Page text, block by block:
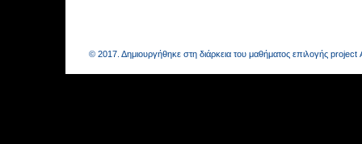
© 2017. Δημιουργήθηκε στη διάρκεια του μαθήματος επιλογής